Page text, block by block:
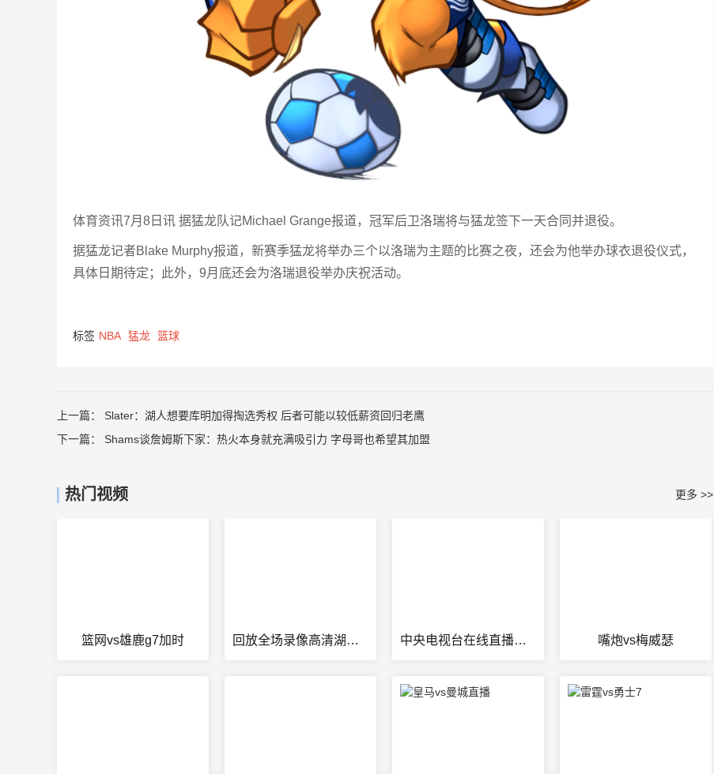
体育资讯7月8日讯 据猛龙队记Michael Grange报道，冠军后卫洛瑞将与猛龙签下一天合同并退役。
据猛龙记者Blake Murphy报道，新赛季猛龙将举办三个以洛瑞为主题的比赛之夜，还会为他举办球衣退役仪式，
具体日期待定；此外，9月底还会为洛瑞退役举办庆祝活动。
标签 NBA 猛龙 篮球
上一篇： Slater：湖人想要库明加得掏选秀权 后者可能以较低薪资回归老鹰
下一篇： Shams谈詹姆斯下家：热火本身就充满吸引力 字母哥也希望其加盟
热门视频 更多 >>
篮网vs雄鹿g7加时 回放全场录像高清湖人vs雄鹿 中央电视台在线直播观看 嘴炮vs梅威瑟